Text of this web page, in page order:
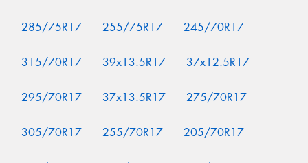
285/75R17 255/75R17 245/70R17
315/70R17 39x13.5R17 37x12.5R17
295/70R17 37x13.5R17 275/70R17
305/70R17 255/70R17 205/70R17